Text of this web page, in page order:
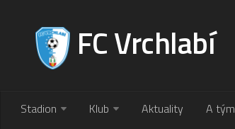
FC Vrchlabí
Stadion Klub Aktuality A tým